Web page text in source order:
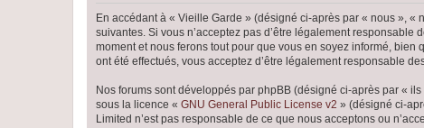
En accédant à « Vieille Garde » (désigné ci-après par « nous »,
suivantes. Si vous n’acceptez pas d’être légalement responsable
moment et nous ferons tout pour que vous en soyez informé,
ont été effectués, vous acceptez d’être légalement responsable
Nos forums sont développés par phpBB (désigné ci-après par «
sous la licence « GNU General Public License v2 » (désigné ci-
Limited n’est pas responsable de ce que nous acceptons ou